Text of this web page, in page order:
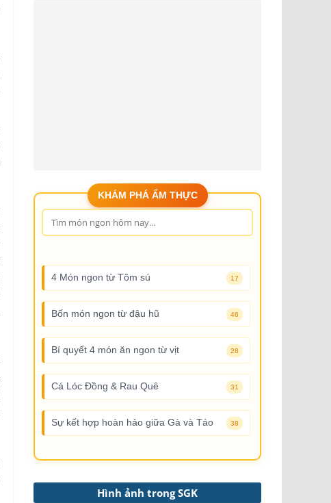
KHÁM PHÁ ẨM THỰC
4 Món ngon từ Tôm sú 17
Bốn món ngon từ đậu hũ 46
Bí quyết 4 món ăn ngon từ vịt 28
Cá Lóc Đồng & Rau Quê 31
Sự kết hợp hoàn hảo giữa Gà và Táo 38
Hình ảnh trong SGK